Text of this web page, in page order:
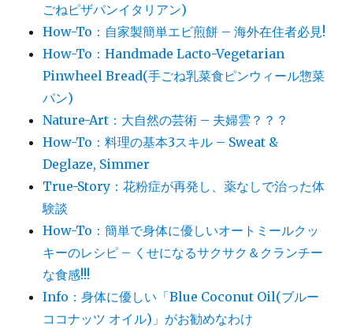
ごねピザパンイタリアン)
How-To：自家製簡単エビ煎餅 – 海外在住者必見!
How-To：Handmade Lacto-Vegetarian
Pinwheel Bread(手ごね乳菜食ピンウィール惣菜
パン)
Nature-Art：大自然の芸術 – 夫婦雲？？？
How-To：料理の基本3スキル – Sweat &
Deglaze, Simmer
True-Story：花粉症が再発し、薬なしで治った体
験談
How-To：簡単で身体に優しいオートミールクッ
キーのレシピ – くせになるサクサク＆クランチー
な食感!!!
Info：身体に優しい「Blue Coconut Oil(ブルー
ココナッツ オイル)」がお勧めなわけ